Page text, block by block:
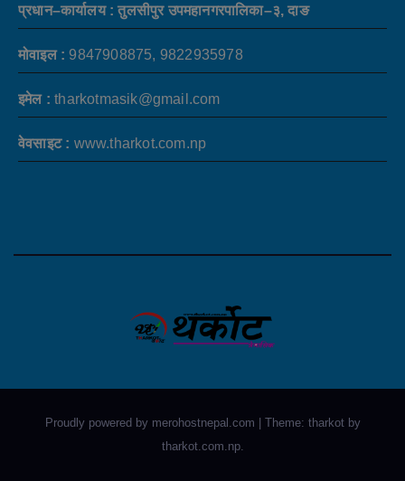
प्रधान–कार्यालय : तुलसीपुर उपमहानगरपालिका–३, दाङ
मोवाइल : 9847908875, 9822935978
इमेल :tharkotmasik@gmail.com
वेवसाइट : www.tharkot.com.np
Proudly powered by merohostnepal.com
Theme: tharkot by
tharkot.com.np.